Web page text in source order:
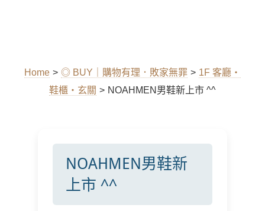
Home > ◎ BUY｜購物有理．敗家無罪 > 1F 客廳‧
鞋櫃‧玄關 > NOAHMEN男鞋新上市 ^^
NOAHMEN男鞋新
上市 ^^